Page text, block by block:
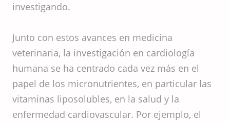
investigando.
Junto con estos avances en medicina
veterinaria, la investigación en cardiología
humana se ha centrado cada vez más en el
papel de los micronutrientes, en particular las
vitaminas liposolubles, en la salud y la
enfermedad cardiovascular. Por ejemplo, el